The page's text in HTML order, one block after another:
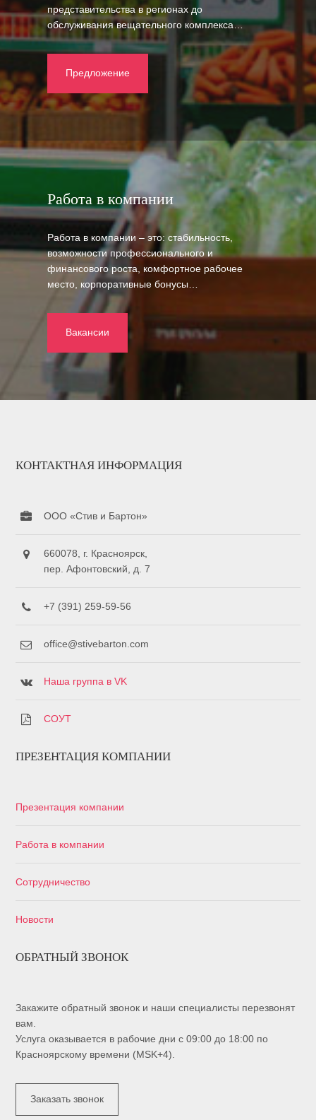
представительства в регионах до
обслуживания вещательного комплекса…
Предложение
Работа в компании
Работа в компании – это: стабильность,
возможности профессионального и
финансового роста, комфортное рабочее
место, корпоративные бонусы…
Вакансии
КОНТАКТНАЯ ИНФОРМАЦИЯ
ООО «Стив и Бартон»
660078, г. Красноярск,
пер. Афонтовский, д. 7
+7 (391) 259-59-56
office@stivebarton.com
Наша группа в VK
СОУТ
ПРЕЗЕНТАЦИЯ КОМПАНИИ
Презентация компании
Работа в компании
Сотрудничество
Новости
ОБРАТНЫЙ ЗВОНОК
Закажите обратный звонок и наши специалисты перезвонят
вам.
Услуга оказывается в рабочие дни с 09:00 до 18:00 по
Красноярскому времени (MSK+4).
Заказать звонок